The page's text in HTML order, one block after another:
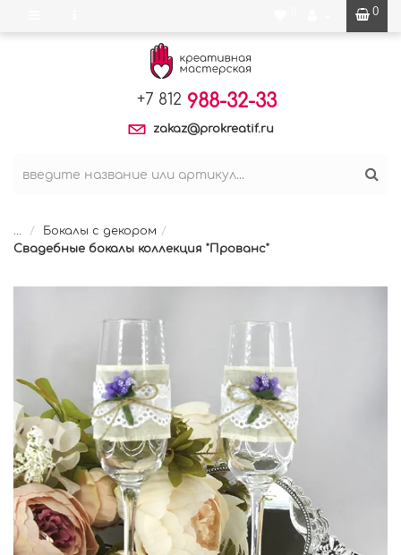
0
+7 812 988-32-33
zakaz@prokreatif.ru
...
Бокалы с декором
Свадебные бокалы коллекция "Прованс"